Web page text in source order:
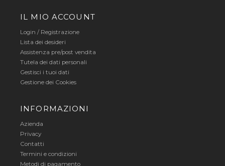
IL MIO ACCOUNT
Login / Registrazione
Lista dei desideri
Assistenza pre/post vendita
Tutela dei dati personali
Gestisci i tuoi dati
Gestione dei Cookies
INFORMAZIONI
Azienda
Privacy
Contatti
Termini e condizioni
Metodi di pagamento